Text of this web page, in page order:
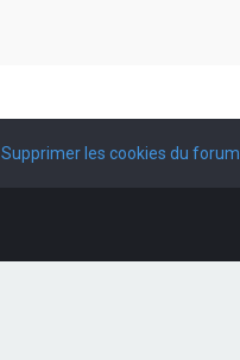
Supprimer les cookies du forum